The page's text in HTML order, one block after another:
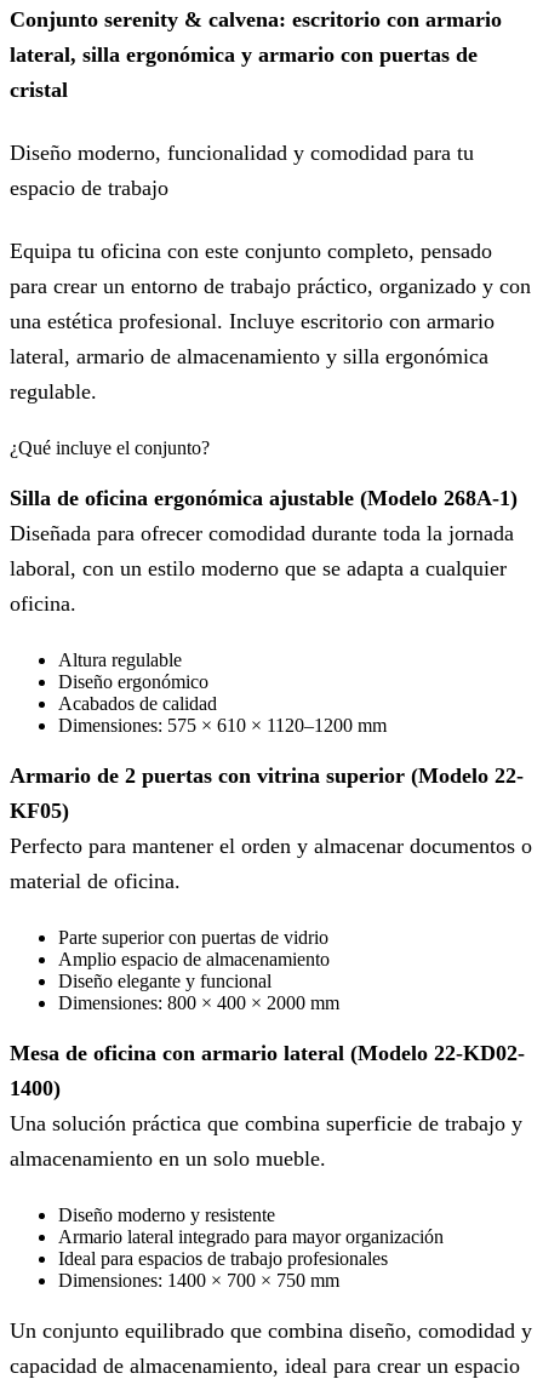
Conjunto serenity & calvena: escritorio con armario
lateral, silla ergonómica y armario con puertas de
cristal
Diseño moderno, funcionalidad y comodidad para tu
espacio de trabajo
Equipa tu oficina con este conjunto completo, pensado
para crear un entorno de trabajo práctico, organizado y con
una estética profesional. Incluye escritorio con armario
lateral, armario de almacenamiento y silla ergonómica
regulable.
¿Qué incluye el conjunto?
Silla de oficina ergonómica ajustable (Modelo 268A-1)
Diseñada para ofrecer comodidad durante toda la jornada
laboral, con un estilo moderno que se adapta a cualquier
oficina.
Altura regulable
Diseño ergonómico
Acabados de calidad
Dimensiones: 575 × 610 × 1120–1200 mm
Armario de 2 puertas con vitrina superior (Modelo 22-
KF05)
Perfecto para mantener el orden y almacenar documentos o
material de oficina.
Parte superior con puertas de vidrio
Amplio espacio de almacenamiento
Diseño elegante y funcional
Dimensiones: 800 × 400 × 2000 mm
Mesa de oficina con armario lateral (Modelo 22-KD02-
1400)
Una solución práctica que combina superficie de trabajo y
almacenamiento en un solo mueble.
Diseño moderno y resistente
Armario lateral integrado para mayor organización
Ideal para espacios de trabajo profesionales
Dimensiones: 1400 × 700 × 750 mm
Un conjunto equilibrado que combina diseño, comodidad y
capacidad de almacenamiento, ideal para crear un espacio